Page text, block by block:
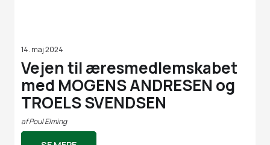
14. maj 2024
Vejen til æresmedlemskabet
med MOGENS ANDRESEN og
TROELS SVENDSEN
afPoul Elming